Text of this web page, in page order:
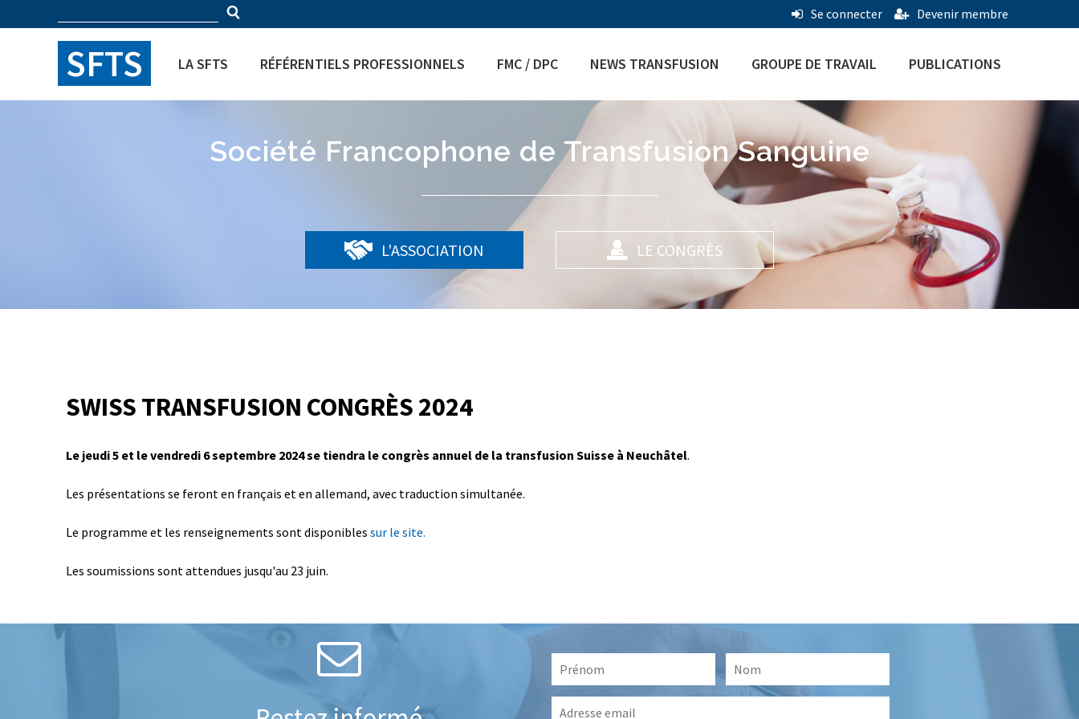
Devenir membre
Formulaire
de
Se connecter
SFTS LA SFTS RÉFÉRENTIELS PROFESSIONNELS FMC / DPC NEWS TRANSFUSION GROUPE DE TRAVAIL PUBLICATIONS
Société Francophone de Transfusion Sanguine
L'ASSOCIATION LE CONGRÈS
SWISS TRANSFUSION CONGRÈS 2024
Le jeudi 5 et le vendredi 6 septembre 2024 se tiendra le congrès annuel de la transfusion Suisse à Neuchâtel.
Les présentations se feront en français et en allemand, avec traduction simultanée.
Le programme et les renseignements sont disponibles sur le site.
Les soumissions sont attendues jusqu'au 23 juin.
Prénom
*
Nom
*
Adresse